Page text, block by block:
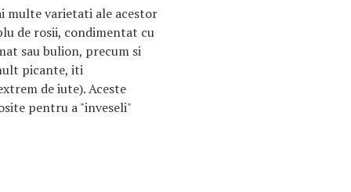
multe varietati ale acestor
de rosii, condimentat cu
sau bulion, precum si
picante, iti
de iute). Aceste
pentru a "inveseli"